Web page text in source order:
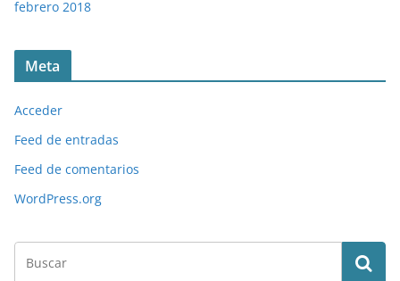
febrero 2018
Meta
Acceder
Feed de entradas
Feed de comentarios
WordPress.org